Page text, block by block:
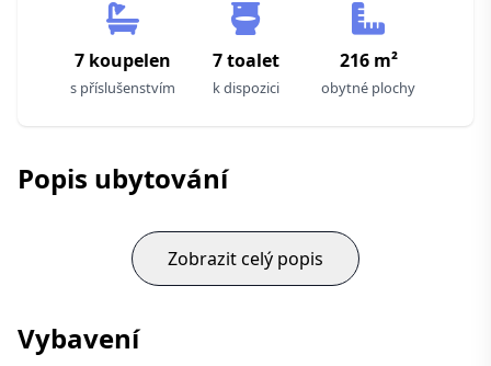
7 koupelen
s příslušenstvím
7 toalet
k dispozici
216 m²
obytné plochy
Popis ubytování
Zobrazit celý popis
Vybavení